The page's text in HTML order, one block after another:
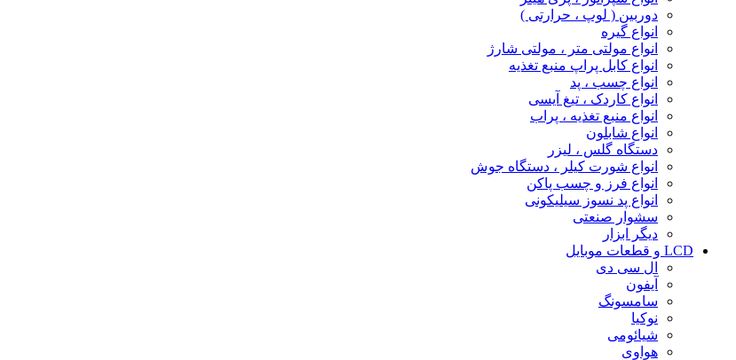
دوربین ( لوپ ، حرارتی )
انواع گیره
انواع مولتی متر ، مولتی شارژ
انواع کابل پراپ منبع تغذیه
انواع چسب ، پد
انواع کاردک ، تیغ آیسی
انواع منبع تغذیه ، پراب
انواع شابلون
دستگاه گلس ، لیزر
انواع شورت کیلر ، دستگاه جوش
انواع فرز و چسب پاکن
انواع پد نسوز سیلیکونی
سشوار صنعتی
دیگر ابزار
LCD و قطعات موبایل
ال سی دی
آیفون
سامسونگ
نوکیا
شیائومی
هواوی